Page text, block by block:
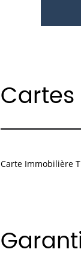
Carte Immobilière